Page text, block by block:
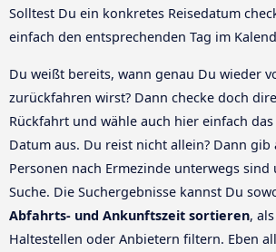
Solltest Du ein konkretes Reisedatum
einfach den entsprechenden Tag im
Du weißt bereits, wann genau Du wieder
zurückfahren wirst? Dann checke doch
Rückfahrt und wähle auch hier einfach
Datum aus. Du reist nicht allein? Dann gib
Personen nach Ermezinde unterwegs
Suche. Die Suchergebnisse kannst Du
Abfahrts- und Ankunftszeit sortieren,
Haltestellen oder Anbietern filtern. Eben